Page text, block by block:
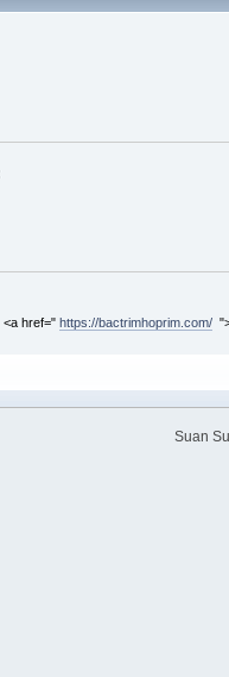
href=" https://bactrimhoprim.com/
Suan